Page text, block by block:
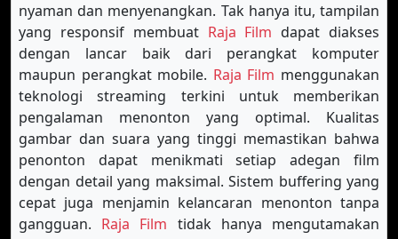
nyaman dan menyenangkan. Tak hanya itu, tampilan
yang responsif membuat Raja Film dapat diakses
dengan lancar baik dari perangkat komputer
maupun perangkat mobile. Raja Film menggunakan
teknologi streaming terkini untuk memberikan
pengalaman menonton yang optimal. Kualitas
gambar dan suara yang tinggi memastikan bahwa
penonton dapat menikmati setiap adegan film
dengan detail yang maksimal. Sistem buffering yang
cepat juga menjamin kelancaran menonton tanpa
gangguan. Raja Film tidak hanya mengutamakan